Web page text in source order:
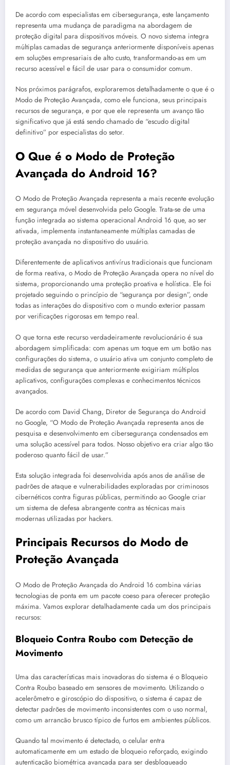
De acordo com especialistas em cibersegurança, este lançamento
representa uma mudança de paradigma na abordagem de
proteção digital para dispositivos móveis. O novo sistema integra
múltiplas camadas de segurança anteriormente disponíveis apenas
em soluções empresariais de alto custo, transformando-as em um
recurso acessível e fácil de usar para o consumidor comum.
Nos próximos parágrafos, exploraremos detalhadamente o que é o
Modo de Proteção Avançada, como ele funciona, seus principais
recursos de segurança, e por que ele representa um avanço tão
significativo que já está sendo chamado de “escudo digital
definitivo” por especialistas do setor.
O Que é o Modo de Proteção
Avançada do Android 16?
O Modo de Proteção Avançada representa a mais recente evolução
em segurança móvel desenvolvida pelo Google. Trata-se de uma
função integrada ao sistema operacional Android 16 que, ao ser
ativada, implementa instantaneamente múltiplas camadas de
proteção avançada no dispositivo do usuário.
Diferentemente de aplicativos antivírus tradicionais que funcionam
de forma reativa, o Modo de Proteção Avançada opera no nível do
sistema, proporcionando uma proteção proativa e holística. Ele foi
projetado seguindo o princípio de “segurança por design”, onde
todas as interações do dispositivo com o mundo exterior passam
por verificações rigorosas em tempo real.
O que torna este recurso verdadeiramente revolucionário é sua
abordagem simplificada: com apenas um toque em um botão nas
configurações do sistema, o usuário ativa um conjunto completo de
medidas de segurança que anteriormente exigiriam múltiplos
aplicativos, configurações complexas e conhecimentos técnicos
avançados.
De acordo com David Chang, Diretor de Segurança do Android
no Google, “O Modo de Proteção Avançada representa anos de
pesquisa e desenvolvimento em cibersegurança condensados em
uma solução acessível para todos. Nosso objetivo era criar algo tão
poderoso quanto fácil de usar.”
Esta solução integrada foi desenvolvida após anos de análise de
padrões de ataque e vulnerabilidades exploradas por criminosos
cibernéticos contra figuras públicas, permitindo ao Google criar
um sistema de defesa abrangente contra as técnicas mais
modernas utilizadas por hackers.
Principais Recursos do Modo de
Proteção Avançada
O Modo de Proteção Avançada do Android 16 combina várias
tecnologias de ponta em um pacote coeso para oferecer proteção
máxima. Vamos explorar detalhadamente cada um dos principais
recursos:
Bloqueio Contra Roubo com Detecção de
Movimento
Uma das características mais inovadoras do sistema é o Bloqueio
Contra Roubo baseado em sensores de movimento. Utilizando o
acelerômetro e giroscópio do dispositivo, o sistema é capaz de
detectar padrões de movimento inconsistentes com o uso normal,
como um arrancão brusco típico de furtos em ambientes públicos.
Quando tal movimento é detectado, o celular entra
automaticamente em um estado de bloqueio reforçado, exigindo
autenticação biométrica avançada para ser desbloqueado